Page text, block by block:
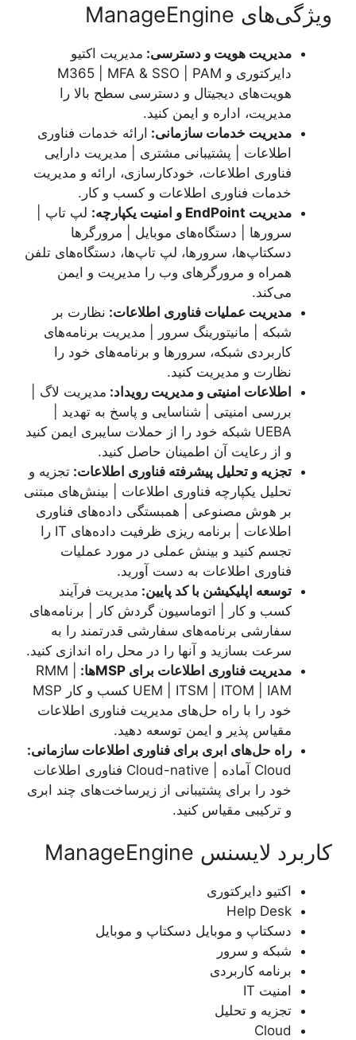
ویژگی‌های ManageEngine
مدیریت هویت و دسترسی: مدیریت اکتیو
دایرکتوری و M365 | MFA & SSO | PAM
هویت‌های دیجیتال و دسترسی سطح بالا را
مدیریت، اداره و ایمن کنید.
مدیریت خدمات سازمانی: ارائه خدمات فناوری
اطلاعات | پشتیبانی مشتری | مدیریت دارایی
فناوری اطلاعات، خودکارسازی، ارائه و مدیریت
خدمات فناوری اطلاعات و کسب و کار.
مدیریت EndPoint و امنیت یکپارچه: لپ تاپ |
سرورها | دستگاه‌های موبایل | مرورگرها
دسکتاپ‌ها، سرورها، لپ تاپ‌ها، دستگاه‌های تلفن
همراه و مرورگرهای وب را مدیریت و ایمن
می‌کند.
مدیریت عملیات فناوری اطلاعات: نظارت بر
شبکه | مانیتورینگ سرور | مدیریت برنامه‌های
کاربردی شبکه، سرورها و برنامه‌های خود را
نظارت و مدیریت کنید.
اطلاعات امنیتی و مدیریت رویداد: مدیریت لاگ |
بررسی امنیتی | شناسایی و پاسخ به تهدید |
UEBA شبکه خود را از حملات سایبری ایمن کنید
و از رعایت آن اطمینان حاصل کنید.
تجزیه و تحلیل پیشرفته فناوری اطلاعات: تجزیه و
تحلیل یکپارچه فناوری اطلاعات | بینش‌های مبتنی
بر هوش مصنوعی | همبستگی داده‌های فناوری
اطلاعات | برنامه ریزی ظرفیت داده‌های IT را
تجسم کنید و بینش عملی در مورد عملیات
فناوری اطلاعات به دست آورید.
توسعه اپلیکیشن با کد پایین: مدیریت فرآیند
کسب و کار | اتوماسیون گردش کار | برنامه‌های
سفارشی برنامه‌های سفارشی قدرتمند را به
سرعت بسازید و آنها را در محل راه اندازی کنید.
مدیریت فناوری اطلاعات برای MSPها:
RMM |
UEM | ITSM | ITOM | IAM کسب و کار MSP
خود را با راه حل‌های مدیریت فناوری اطلاعات
مقیاس پذیر و ایمن توسعه دهید.
راه حل‌های ابری برای فناوری اطلاعات سازمانی:
Cloud آماده | Cloud-native فناوری اطلاعات
خود را برای پشتیبانی از زیرساخت‌های چند ابری
و ترکیبی مقیاس کنید.
کاربرد لایسنس ManageEngine
اکتیو دایرکتوری
Help Desk
دسکتاپ و موبایل دسکتاپ و موبایل
شبکه و سرور
برنامه کاربردی
امنیت IT
تجزیه و تحلیل
Cloud